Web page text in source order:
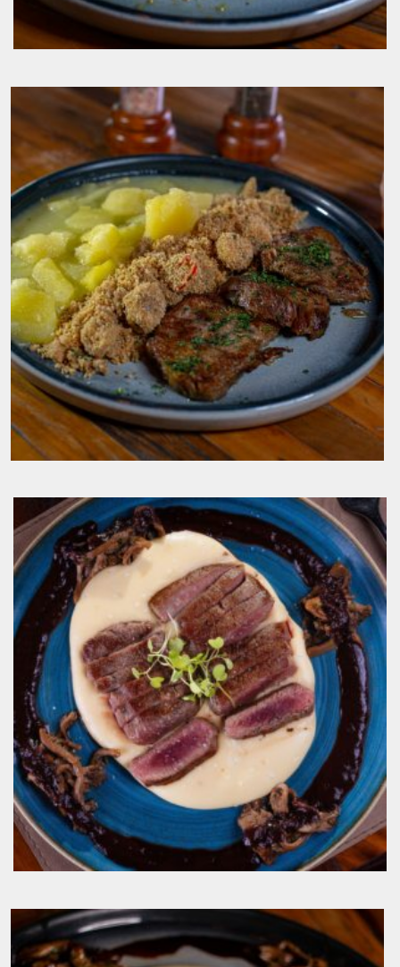
Bife de Ancho Angus, com Risoto de
Parmesão e Farofa Crocante
Cupim na Manteiga de Garrafa, Mandioca
Cozida e Farofa de Banana